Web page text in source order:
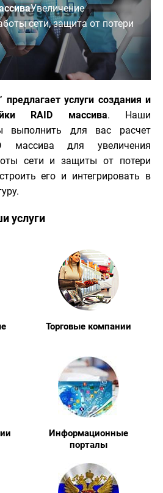
Увеличение
сети, защита от потери
предлагает услуги создания и
RAID массива. Наши
выполнить для вас расчет
массива для увеличения
сети и защиты от потери
его и интегрировать в
услуги
Торговые компании
Информационные
порталы